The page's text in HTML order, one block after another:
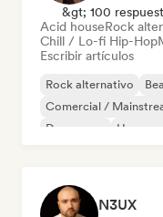
&gt; 100
Acid houseRock
Chill / Lo-fi Hip-Hop
Escribir artículos
Rock alternativo
Comercial /
Dream pop
House
N3UX